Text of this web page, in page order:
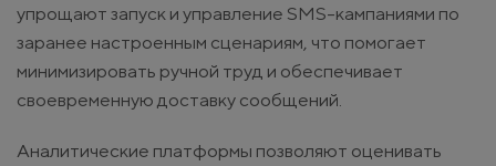
упрощают запуск и управление SMS-кампаниями по
заранее настроенным сценариям, что помогает
минимизировать ручной труд и обеспечивает
своевременную доставку сообщений.
Аналитические платформы позволяют оценивать